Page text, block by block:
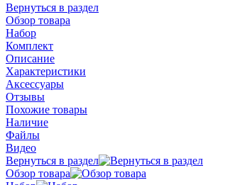
Вернуться в раздел
Обзор товара
Набор
Комплект
Описание
Характеристики
Аксессуары
Отзывы
Похожие товары
Наличие
Файлы
Видео
Вернуться в раздел
Обзор товара